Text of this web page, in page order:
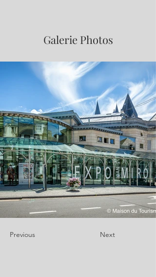
Galerie Photos
Previous Next